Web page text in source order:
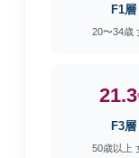
F1層
20〜34歳
21.3
F3層
50歳以上